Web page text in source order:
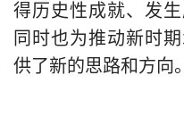
得历史性成就、发
同时也为推动新时
供了新的思路和方向。